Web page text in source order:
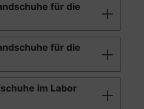
für die
für die
im Labor